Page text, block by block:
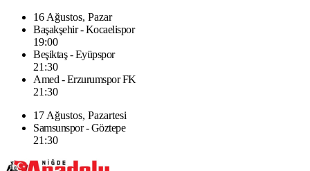
16 Ağustos, Pazar
Başakşehir - Kocaelispor
19:00
Beşiktaş - Eyüpspor
21:30
Amed - Erzurumspor FK
21:30
17 Ağustos, Pazartesi
Samsunspor - Göztepe
21:30